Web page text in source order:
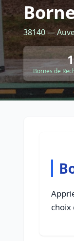
38140 —
1
Bornes de
choix